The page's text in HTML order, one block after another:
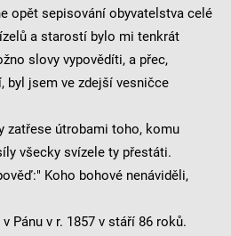
opět sepisování obyvatelstva celé
a starostí bylo mi tenkrát
slovy vypovědíti, a přec,
byl jsem ve zdejší vesničce
zatřese útrobami toho, komu
všecky svízele ty přestáti.
Koho bohové nenáviděli,
Pánu v r. 1857 v stáří 86 roků.